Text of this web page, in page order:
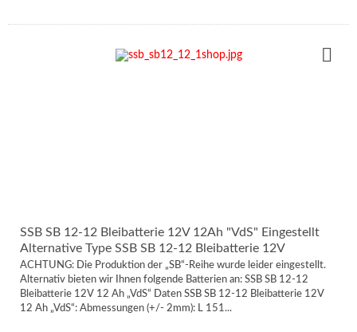
SSB SB 12-12 Bleibatterie 12V 12Ah "VdS" Eingestellt
Alternative Type SSB SB 12-12 Bleibatterie 12V
ACHTUNG: Die Produktion der „SB“-Reihe wurde leider eingestellt.
Alternativ bieten wir Ihnen folgende Batterien an: SSB SB 12-12
Bleibatterie 12V 12 Ah „VdS“ Daten SSB SB 12-12 Bleibatterie 12V
12 Ah „VdS“: Abmessungen (+/- 2mm): L 151...